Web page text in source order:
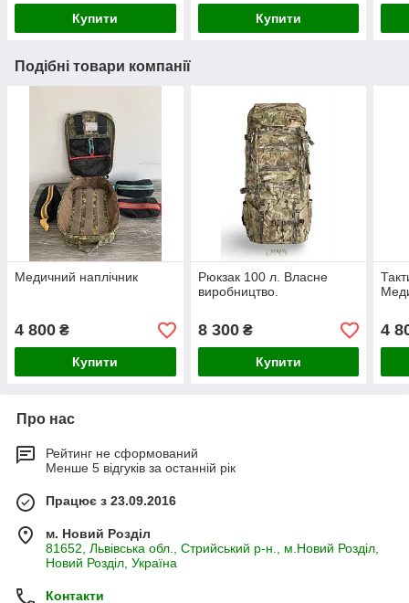
Купити Купити
Подібні товари компанії
Медичний наплічник
4 800 ₴
Купити
Рюкзак 100 л. Власне
виробництво.
8 300₴
Купити
4
Про нас
Рейтинг не сформований
Менше 5 відгуків за останній рік
Працює з 23.09.2016
м. Новий Розділ
81652, Львівська обл., Стрийський р-н., м.Новий Розділ,
Новий Розділ, Україна
Контакти